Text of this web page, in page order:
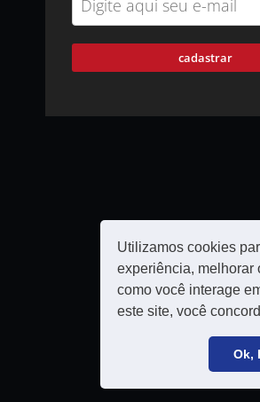
Utilizamos cookies
experiência, melhorar
como você interage
este site, você
Ok,
cadastrar
Política de